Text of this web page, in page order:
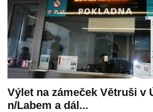
Výlet na zámeček Větruši v
n/Labem a dál...